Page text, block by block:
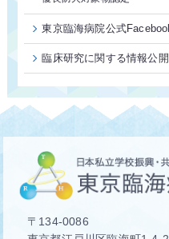
東京臨海病院公式
臨床研究に関する情報公
〒134-0086